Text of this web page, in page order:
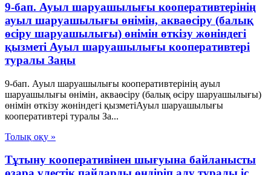
9-бап. Ауыл шаруашылығы кооперативтерінің
ауыл шаруашылығы өнімін, акваөсіру (балық
өсіру шаруашылығы) өнімін өткізу жөніндегі
қызметі Ауыл шаруашылығы кооперативтері
туралы Заңы
9-бап. Ауыл шаруашылығы кооперативтерінің ауыл
шаруашылығы өнімін, акваөсіру (балық өсіру шаруашылығы)
өнімін өткізу жөніндегі қызметіАуыл шаруашылығы
кооперативтері туралы За...
Толық оқу »
Тұтыну кооперативінен шығуына байланысты